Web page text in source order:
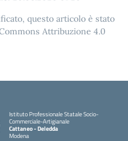
questo articolo è stato
Attribuzione 4.0
Istituto Professionale Statale Socio-
Commerciale-Artigianale
Cattaneo - Deledda
Modena